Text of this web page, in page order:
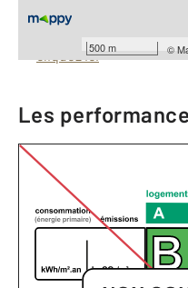
500 m ©
Barèmes d'honoraires de
cliquez ici
Les